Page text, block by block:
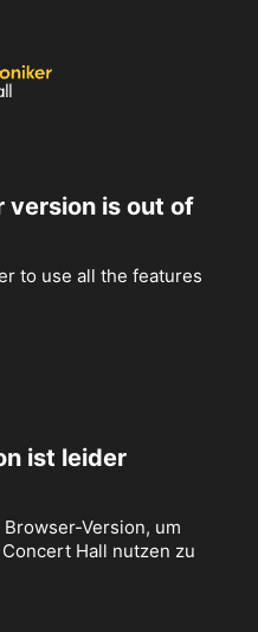
version is out of
to use all the features
ist leider
Version, um
Hall nutzen zu